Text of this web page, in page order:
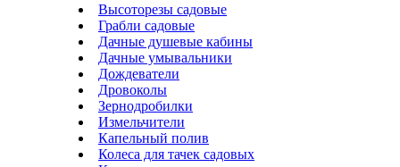
Высоторезы садовые
Грабли садовые
Дачные душевые кабины
Дачные умывальники
Дождеватели
Дровоколы
Зернодробилки
Измельчители
Капельный полив
Колеса для тачек садовых